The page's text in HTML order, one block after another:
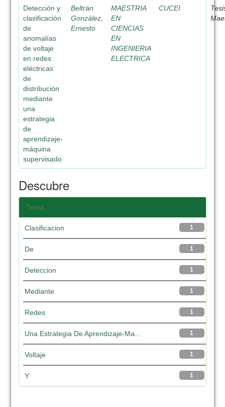
Detección y
clasificación
de
anomalías
de voltaje
en redes
eléctricas
de
distribución
mediante
una
estrategia
de
aprendizaje-
máquina
supervisado
Beltrán
González,
Ernesto
MAESTRIA
EN
CIENCIAS
EN
INGENIERIA
ELECTRICA
CUCEI
Descubre
Tema
1
Clasificacion
1
De
1
Deteccion
1
Mediante
1
Redes
1
Una Estrategia De Aprendizaje-Ma...
1
Voltaje
1
Y